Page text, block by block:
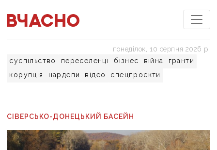
суспільство переселенці бізнес війна
гранти
корупція
нардепи відео спецпроєкти
понеділок, 10 серпня 2026 р.
СІВЕРСЬКО-ДОНЕЦЬКИЙ БАСЕЙН